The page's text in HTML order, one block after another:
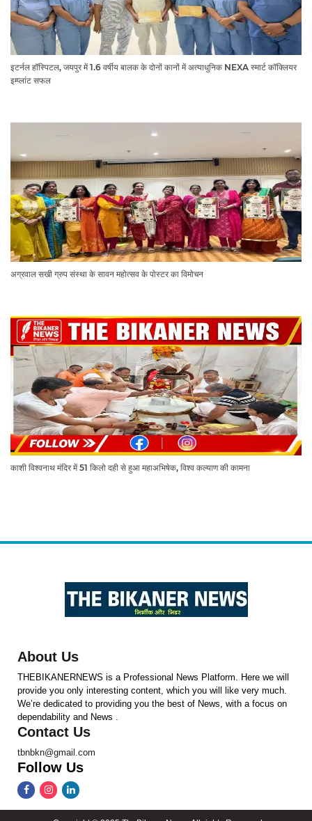
इटर्नल हॉस्पिटल, जयपुर में 1.6 वर्षीय बालक के दोनों कानों में अत्याधुनिक NEXA स्मार्ट कॉक्लियर
इम्प्लांट सफल
अग्रवाल सखी ग्रुप संस्था के सावन महोत्सव के पोस्टर का विमोचन
काशी विश्वनाथ मंदिर में 51 किलो दही से हुआ महाअभिषेक, विश्व कल्याण की कामना
About Us
THEBIKANERNEWS is a Professional News Platform. Here we will
provide you only interesting content, which you will like very much.
We’re dedicated to providing you the best of News, with a focus on
dependability and News .
Contact Us
tbnbkn@gmail.com
Follow Us